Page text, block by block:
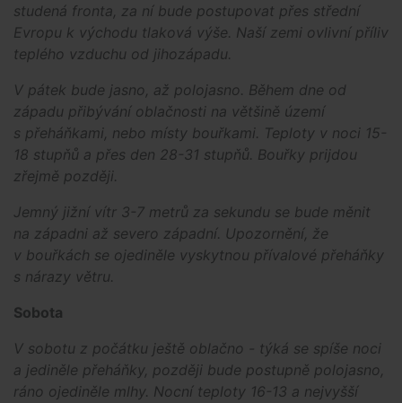
studená fronta, za ní bude postupovat přes střední
Evropu k východu tlaková výše. Naší zemi ovlivní příliv
teplého vzduchu od jihozápadu.
V pátek bude jasno, až polojasno. Během dne od
západu přibývání oblačnosti na většině území
s přeháňkami, nebo místy bouřkami. Teploty v noci 15-
18 stupňů a přes den 28-31 stupňů. Bouřky prijdou
zřejmě později.
Jemný jižní vítr 3-7 metrů za sekundu se bude měnit
na západni až severo západní. Upozornění, že
v bouřkách se ojediněle vyskytnou přívalové přeháňky
s nárazy větru.
Sobota
V sobotu z počátku ještě oblačno - týká se spíše noci
a jediněle přeháňky, později bude postupně polojasno,
ráno ojediněle mlhy. Nocní teploty 16-13 a nejvyšší